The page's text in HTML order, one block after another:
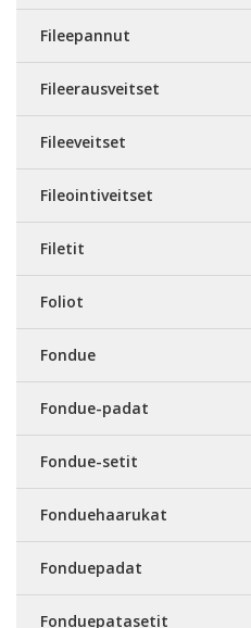
Fileepannut
Fileerausveitset
Fileeveitset
Fileointiveitset
Filetit
Foliot
Fondue
Fondue-padat
Fondue-setit
Fonduehaarukat
Fonduepadat
Fonduepatasetit